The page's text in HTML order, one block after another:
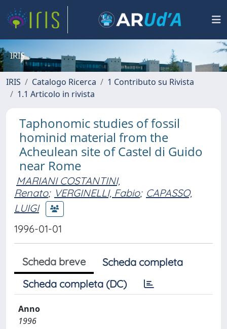
IRIS
IRIS Catalogo Ricerca
1 Contributo su Rivista
1.1 Articolo in rivista
Taphonomic studies of fossil
hominid material from the
Acheulean site of Castel di Guido
near Rome
MARIANI COSTANTINI,
Renato; VERGINELLI, Fabio; CAPASSO,
LUIGI
1996-01-01
Scheda breve
Scheda completa
Scheda completa (DC)
Anno
1996